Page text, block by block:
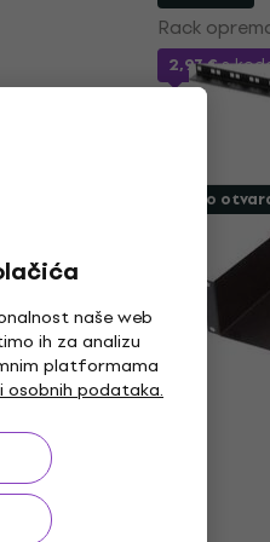
naše web
ih za analizu
platformama
podataka.
Rack
2,97 €s
novo)
Rack oprema
13,50 €
novo)
Samo